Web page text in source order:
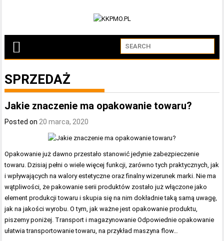
SPRZEDAŻ
Jakie znaczenie ma opakowanie towaru?
Posted on 20 marca, 2020
Opakowanie już dawno przestało stanowić jedynie zabezpieczenie
towaru. Dzisiaj pełni o wiele więcej funkcji, zarówno tych praktycznych, jak
i wpływających na walory estetyczne oraz finalny wizerunek marki. Nie ma
wątpliwości, że pakowanie serii produktów zostało już włączone jako
element produkcji towaru i skupia się na nim dokładnie taką samą uwagę,
jak na jakości wyrobu. O tym, jak ważne jest opakowanie produktu,
piszemy poniżej. Transport i magazynowanie Odpowiednie opakowanie
ułatwia transportowanie towaru, na przykład maszyna flow…